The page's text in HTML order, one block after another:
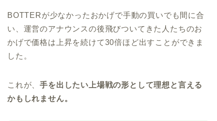
BOTTERが少なかったおかげで手動の買いでも間に合
い、運営のアナウンスの後飛びついてきた人たちのお
かげで価格は上昇を続けて30倍ほど出すことができま
した。
これが、手を出したい上場戦の形として理想と言える
かもしれません。